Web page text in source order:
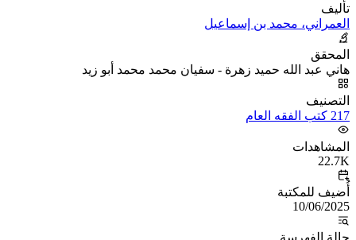
تأليف
العمراني، محمد بن إسماعيل
المحقق
هاني عبد الله حميد زهرة - سفيان محمد محمد أبو زيد
التصنيف
217 كتب الفقه العام
المشاهدات
22.7K
أُضيف للمكتبة
10/06/2025
حالة الفهرسة